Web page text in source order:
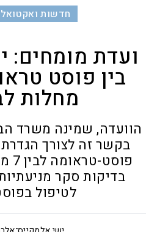
חדשות
ועדת מומחים:
בין פוסט
מחלות
הוועדה, שמינה משרד
בדיקות סקר
לטיפול